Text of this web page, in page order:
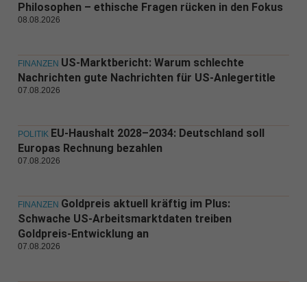
Philosophen – ethische Fragen rücken in den Fokus
08.08.2026
FINANZEN US-Marktbericht: Warum schlechte
Nachrichten gute Nachrichten für US-Anlegertitle
07.08.2026
POLITIK EU-Haushalt 2028–2034: Deutschland soll
Europas Rechnung bezahlen
07.08.2026
FINANZEN Goldpreis aktuell kräftig im Plus:
Schwache US-Arbeitsmarktdaten treiben
Goldpreis-Entwicklung an
07.08.2026